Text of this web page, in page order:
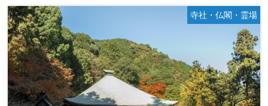
寺社・仏閣・霊場